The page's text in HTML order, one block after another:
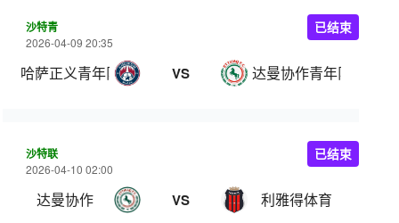
沙特青
2026-04-09 20:35
哈萨正义青年队 VS 达曼协作青年队
已结束
沙特联
2026-04-10 02:00
达曼协作 VS 利雅得体育
已结束